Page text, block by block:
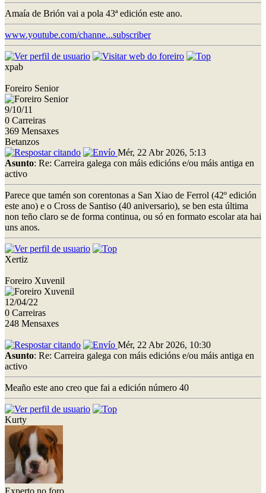
Amaía de Brión vai a pola 43ª edición este ano.
www.youtube.com/channe...subscriber
xpab
Foreiro Senior
9/10/11
0 Carreiras
369 Mensaxes
Betanzos
Mér, 22 Abr 2026, 5:13
Asunto: Re: Carreira galega con máis edicións e/ou máis antiga en
activo
Parece que tamén son corentonas a San Xiao de Ferrol (42º edición
este ano) e o Cross de Santiso (40 aniversario), se ben esta última
non teño claro se de forma continua, ou só en formato escolar ata hai
uns anos.
Xertiz
Foreiro Xuvenil
12/04/22
0 Carreiras
248 Mensaxes
Mér, 22 Abr 2026, 10:30
Asunto: Re: Carreira galega con máis edicións e/ou máis antiga en
activo
Meaño este ano creo que fai a edición número 40
Kurty
Experto no foro